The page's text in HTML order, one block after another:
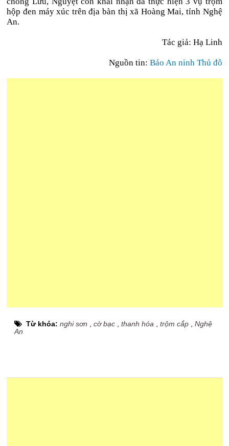
hộp đen máy xúc trên địa bàn thị xã Hoàng Mai, tỉnh Nghệ
An.
Tác giả: Hạ Linh
Nguồn tin: Báo An ninh Thủ đô
Từ khóa:nghi sơn ,cờ bạc ,thanh hóa ,trộm cắp ,Nghệ
An